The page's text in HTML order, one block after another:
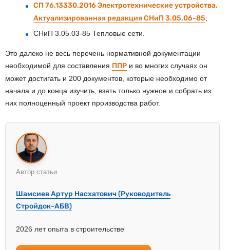
СП 76.13330.2016 Электротехнические устройства.
Актуализированная редакция СНиП 3.05.06-85;
СНиП 3.05.03-85 Тепловые сети.
Это далеко не весь перечень нормативной документации
необходимой для составления ППР и во многих случаях он
может достигать и 200 документов, которые необходимо от
начала и до конца изучить, взять только нужное и собрать из
них полноценный проект производства работ.
Автор статьи
Шамсиев Артур Насхатович (Руководитель
Стройдок-АБВ)
2026 лет опыта в строительстве